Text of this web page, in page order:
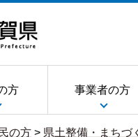
方 事業者の方
の方 > 県土整備・まちづ